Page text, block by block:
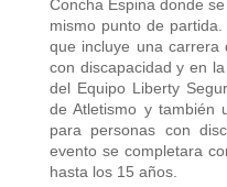
Concha Espina donde
mismo punto de
que incluye una carrera
con discapacidad y en
del Equipo Liberty
de Atletismo y también
para personas con
evento se completara
hasta los 15 años.